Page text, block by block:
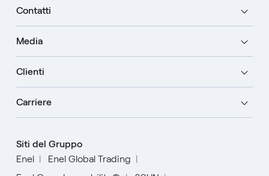
Contatti
Media
Clienti
Carriere
Siti del Gruppo
Enel
Enel Global Trading